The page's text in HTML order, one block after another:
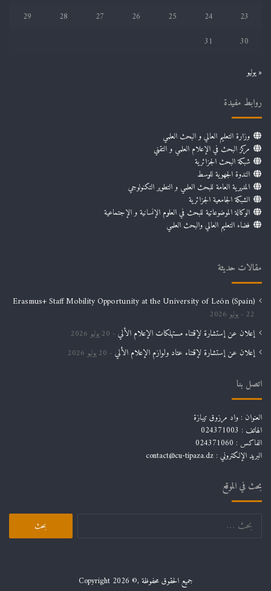
23
24
25
26
27
28
29
30
31
« يوليو
روابط مفيدة
وزارة التعليم العالي و البحث العلمي
مركز البحث في الإعلام العلمي و التقني
شبكة البحث الجزائرية
الندوة الجهوية للوسط
المديرية العامة للبحث العلمي و التطوير التكنولوجي
الشبكة الجامعية الجزائرية
الوكالة الموضوعاتية للبحث في العلوم الإنسانية و الإجتماعية
فضاء التعليم العالي والبحث العلمي
مقالات حديثة
Erasmus+ Staff Mobility Opportunity at the University of León (Spain)
22 يوليو 2026
إعلان عن إستشارة لإقتناء مستهلكات الإعلام الألي 20 يوليو 2026
إعلان عن إستشارة لإقتناء عتاد ولوازم الإعلام الألي 20 يوليو 2026
اتصل بنا
العنوان : واد مرزوق تيبازة
الهاتف : 024371003
الفاكس : 024371060
البريد الإلكتروني : contact@cu-tipaza.dz
بحث في الموقع
البحث
جميع الحقوق محفوظة ,© Copyright 2026